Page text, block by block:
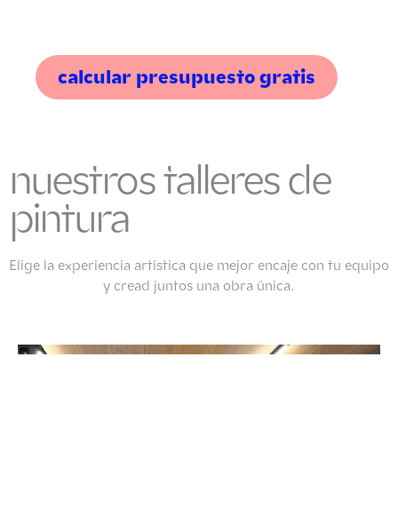
calcular presupuesto gratis
nuestros talleres de
pintura
Elige la experiencia artística que mejor encaje con tu equipo
y cread juntos una obra única.